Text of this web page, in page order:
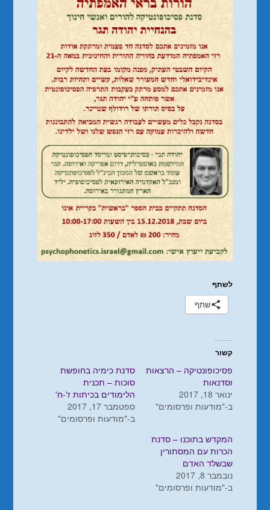
לשתף
שתף
קשור
פסיכופונטיקה – הרצאות
וסדנאות
ינואר 18, 2017
ב-"מודעות ופרסומים"
סדנת כימיה בחופשת
סוכות – תכנית
הלימודים בכיתות ז'-ח‎'
ספטמבר 17, 2017
ב-"מודעות ופרסומים"
המקדש בתוכנו – סדנת
הכרות עם המסתורין
שבשלד האדם
נובמבר 8, 2017
ב-"מודעות ופרסומים"